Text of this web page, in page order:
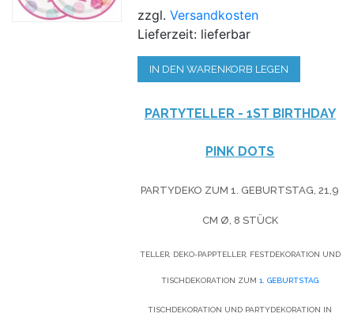
zzgl.Versandkosten
Lieferzeit: lieferbar
IN DEN WARENKORB LEGEN
PARTYTELLER - 1ST BIRTHDAY
PINK DOTS
PARTYDEKO ZUM 1. GEBURTSTAG, 21,9
CM Ø, 8 STÜCK
TELLER, DEKO-PAPPTELLER, FESTDEKORATION UND
TISCHDEKORATION ZUM1. GEBURTSTAG
TISCHDEKORATION UND PARTYDEKORATION IN